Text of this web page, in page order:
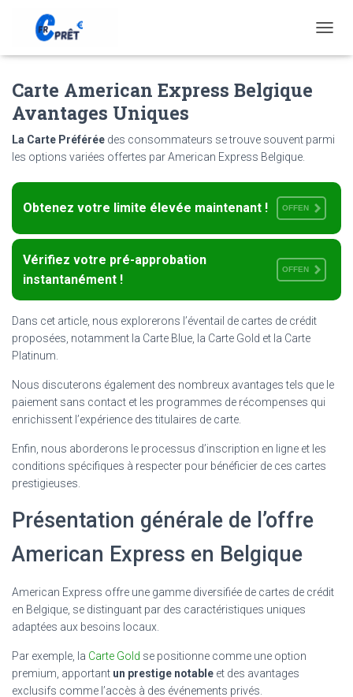
O
A
T
I
N
Carte American Express Belgique
Avantages Uniques
La Carte Préférée des consommateurs se trouve souvent parmi
les options variées offertes par American Express Belgique.
Obtenez votre limite élevée maintenant ! OFFEN
Vérifiez votre pré-approbation
instantanément !
OFFEN
Dans cet article, nous explorerons l’éventail de cartes de crédit
proposées, notamment la Carte Blue, la Carte Gold et la Carte
Platinum.
Nous discuterons également des nombreux avantages tels que le
paiement sans contact et les programmes de récompenses qui
enrichissent l’expérience des titulaires de carte.
Enfin, nous aborderons le processus d’inscription en ligne et les
conditions spécifiques à respecter pour bénéficier de ces cartes
prestigieuses.
Présentation générale de l’offre
American Express en Belgique
American Express offre une gamme diversifiée de cartes de crédit
en Belgique, se distinguant par des caractéristiques uniques
adaptées aux besoins locaux.
Par exemple, la Carte Gold se positionne comme une option
premium, apportant un prestige notable et des avantages
exclusifs comme l’accès à des événements privés.